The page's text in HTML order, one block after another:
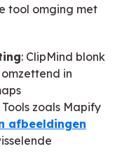
tool omging met
: ClipMind blonk
in
Tools zoals Mapify
afbeeldingen